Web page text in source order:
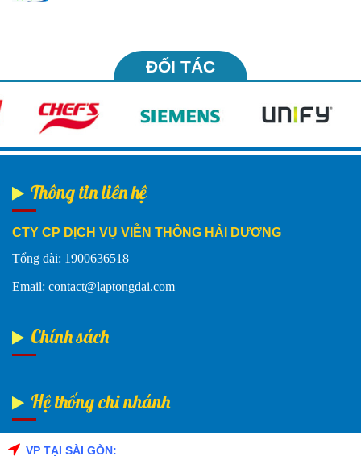
ĐỐI TÁC
Thông tin liên hệ
CTY CP DỊCH VỤ VIỄN THÔNG HẢI DƯƠNG
Tổng đài: 1900636518
Email: contact@laptongdai.com
Chính sách
Hệ thống chi nhánh
VP TẠI SÀI GÒN: